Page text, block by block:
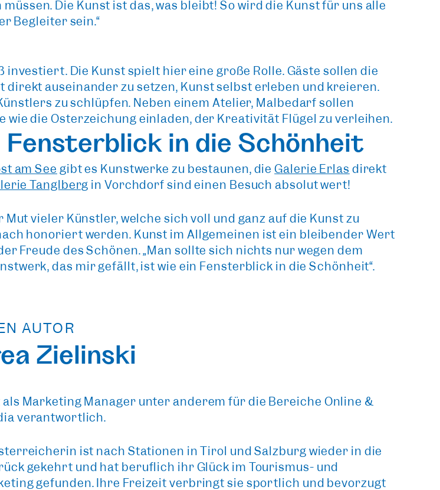
Die Kunst ist das, was bleibt! So wird die Kunst für uns alle
Begleiter sein.“
investiert. Die Kunst spielt hier eine große Rolle. Gäste sollen die
auseinander zu setzen, Kunst selbst erleben und kreieren.
zu schlüpfen. Neben einem Atelier, Malbedarf sollen
die Osterzeichung einladen, der Kreativität Flügel zu verleihen.
in die Schönheit
am See gibt es Kunstwerke zu bestaunen, dieGalerie Erlas direkt
Tanglberg in Vorchdorf sind einen Besuch absolut wert!
vieler Künstler, welche sich voll und ganz auf die Kunst zu
honoriert werden. Kunst im Allgemeinen ist ein bleibender Wert
Freude des Schönen. „Man sollte sich nichts nur wegen dem
das mir gefällt, ist wie ein Fensterblick in die Schönheit“.
AUTOR
Zielinski
Marketing Manager unter anderem für die Bereiche Online &
verantwortlich.
ist nach Stationen in Tirol und Salzburg wieder in die
gekehrt und hat beruflich ihr Glück im Tourismus- und
gefunden. Ihre Freizeit verbringt sie sportlich und bevorzugt